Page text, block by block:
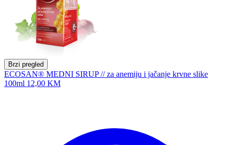
Brzi pregled
ECOSAN® MEDNI SIRUP // za anemiju i jačanje krvne slike
100ml 12,00 KM